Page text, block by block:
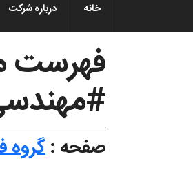
خانه درباره شرکت
فهرست
صفحه :گروه